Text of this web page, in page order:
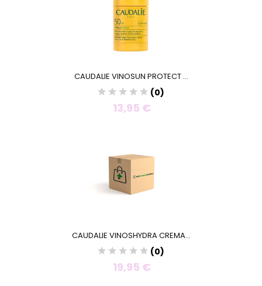
CAUDALIE VINOSUN PROTECT ...
(0)
13,95 €
CAUDALIE VINOSHYDRA CREMA...
(0)
19,95 €